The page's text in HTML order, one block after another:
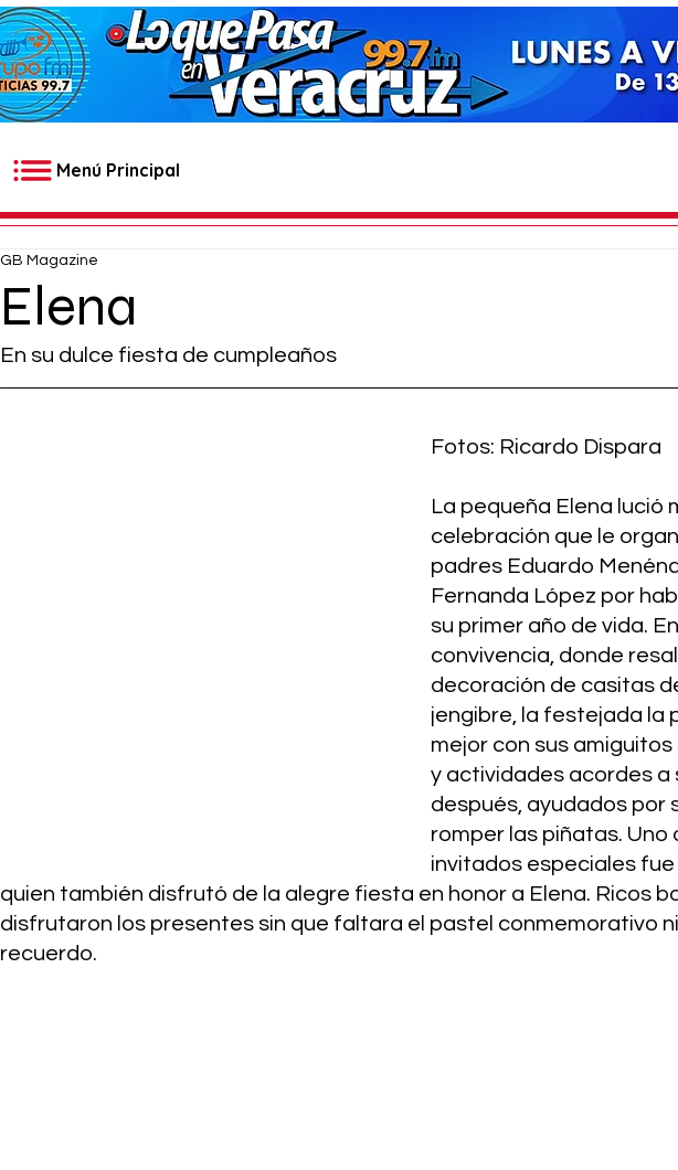
Menú Principal
Elena
GB Magazine
En su dulce fiesta de cumpleaños
Fotos: Ricardo Dispara
La pequeña Elena lució
celebración que le
padres Eduardo
Fernanda López por
su primer año de vida.
convivencia, donde
decoración de casitas
jengibre, la festejada la
mejor con sus
y actividades acordes a
después, ayudados por
romper las piñatas. Uno
invitados especiales
quien también disfrutó de la alegre fiesta en honor a Elena. Ricos
disfrutaron los presentes sin que faltara el pastel conmemorativo
recuerdo.